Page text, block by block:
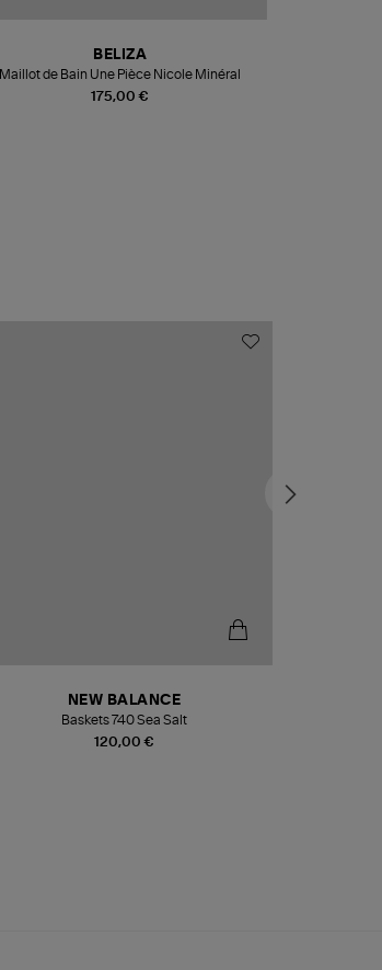
175,00 €
BELIZA
Maillot de Bain Une Pièce Nicole Minéral
120,00 €
NEW BALANCE
Baskets 740 Sea Salt